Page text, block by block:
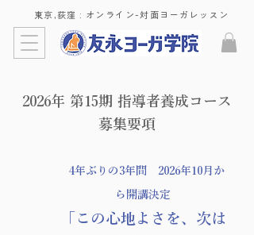
東京,荻窪 : ​オンライン-対面ヨーガレッスン
2026年 第15期 指導者養成コース
募集要項
4年ぶりの3年間 2026年10月か
ら開講決定
「この心地よさを、次は